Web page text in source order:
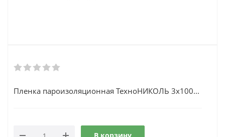
Пленка пароизоляционная ТехноНИКОЛЬ 3x100...